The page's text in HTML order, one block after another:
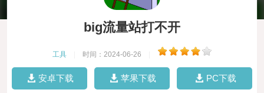
big流量站打不开
工具 时间：2024-06-26
安卓下载 苹果下载 PC下载